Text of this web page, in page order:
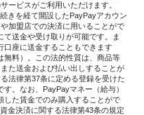
ービスがご利用いただけます。
きを経て開設したPayPayアカウン
加盟店での決済に用いることがで
て送金や受け取りが可能です。ま
口座に送金することもできます
無料）。この法的性質は、商品等
た送金および払い出しすることが
法律第37条に定める登録を受けた
。なお、PayPayマネー（給与）
した賃金でのみ購入することがで
金決済に関する法律第43条の規定